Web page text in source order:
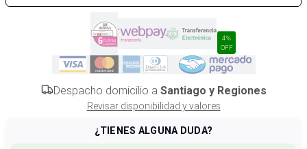
4%
OFF
Despacho domicilio a Santiago y Regiones
Revisar disponibilidad y valores
¿TIENES ALGUNA DUDA?